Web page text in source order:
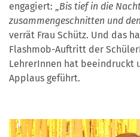
engagiert: „Bis tief in die
zusammengeschnitten und
verrät Frau Schütz. Und das
Flashmob-Auftritt der
LehrerInnen hat beeindruckt
Applaus geführt.